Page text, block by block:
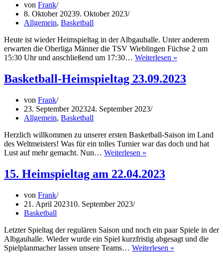
von Frank
8. Oktober 20239. Oktober 2023
Allgemein, Basketball
Heute ist wieder Heimspieltag in der Albgauhalle. Unter anderem
erwarten die Oberliga Männer die TSV Wieblingen Füchse 2 um
15:30 Uhr und anschließend um 17:30… Weiterlesen »
So.
08.10.2023
Basketball-Heimspieltag 23.09.2023
von Frank
23. September 202324. September 2023
Allgemein, Basketball
Herzlich willkommen zu unserer ersten Basketball-Saison im Land
des Weltmeisters! Was für ein tolles Turnier war das doch und hat
Lust auf mehr gemacht. Nun… Weiterlesen »
23.09.2023
15. Heimspieltag am 22.04.2023
von Frank
21. April 202310. September 2023
Basketball
Letzter Spieltag der regulären Saison und noch ein paar Spiele in der
Albgauhalle. Wieder wurde ein Spiel kurzfristig abgesagt und die
Spielplanmacher lassen unsere Teams… Weiterlesen »